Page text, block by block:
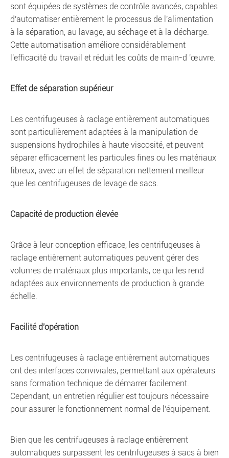
sont équipées de systèmes de contrôle avancés, capables
d'automatiser entièrement le processus de l'alimentation
à la séparation, au lavage, au séchage et à la décharge.
Cette automatisation améliore considérablement
l'efficacité du travail et réduit les coûts de main-d 'œuvre.
Effet de séparation supérieur
Les centrifugeuses à raclage entièrement automatiques
sont particulièrement adaptées à la manipulation de
suspensions hydrophiles à haute viscosité, et peuvent
séparer efficacement les particules fines ou les matériaux
fibreux, avec un effet de séparation nettement meilleur
que les centrifugeuses de levage de sacs.
Capacité de production élevée
Grâce à leur conception efficace, les centrifugeuses à
raclage entièrement automatiques peuvent gérer des
volumes de matériaux plus importants, ce qui les rend
adaptées aux environnements de production à grande
échelle.
Facilité d'opération
Les centrifugeuses à raclage entièrement automatiques
ont des interfaces conviviales, permettant aux opérateurs
sans formation technique de démarrer facilement.
Cependant, un entretien régulier est toujours nécessaire
pour assurer le fonctionnement normal de l'équipement.
Bien que les centrifugeuses à raclage entièrement
automatiques surpassent les centrifugeuses à sacs à bien